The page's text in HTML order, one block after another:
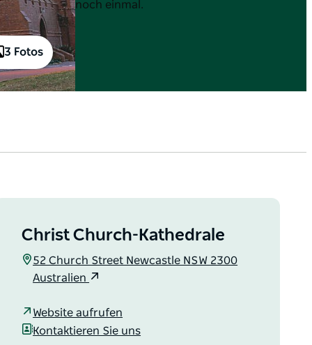
3 Fotos
noch einmal.
Christ Church-Kathedrale
52 Church Street Newcastle NSW 2300
Australien
Website aufrufen
Kontaktieren Sie uns